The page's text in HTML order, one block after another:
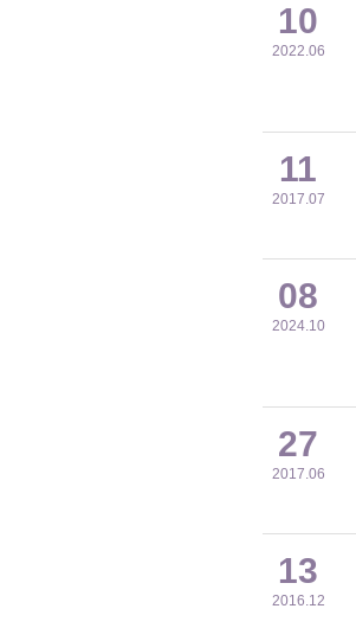
10
2022.06
11
2017.07
08
2024.10
27
2017.06
13
2016.12